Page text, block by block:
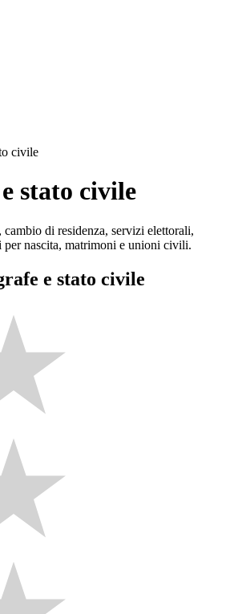
civile
stato civile
di residenza, servizi elettorali,
nascita, matrimoni e unioni civili.
e stato civile